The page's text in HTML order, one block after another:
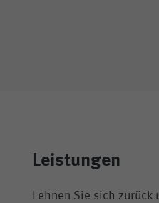
Leistungen
Lehnen Sie sich zurück